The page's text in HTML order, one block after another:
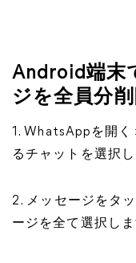
Android端末
ジを全員分
1. WhatsAppを開
るチャットを選択し
2. メッセージをタ
ージを全て選択しま